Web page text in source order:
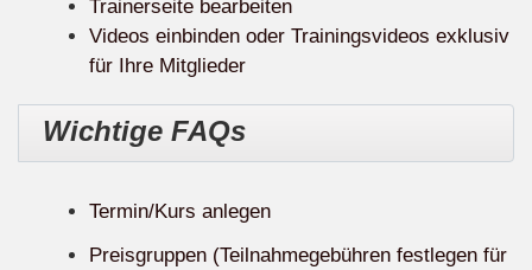
Trainerseite bearbeiten
Videos einbinden oder Trainingsvideos exklusiv
für Ihre Mitglieder
Wichtige FAQs
Termin/Kurs anlegen
Preisgruppen (Teilnahmegebühren festlegen für